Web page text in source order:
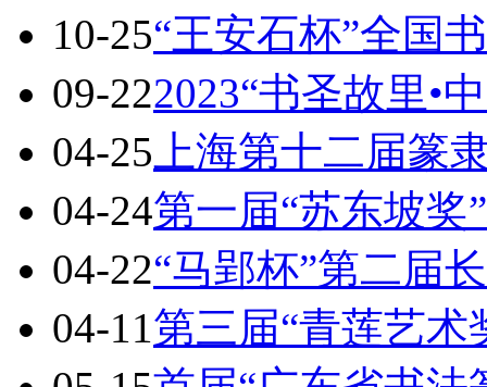
10-25“王安石杯”全国
09-222023“书圣故里•
04-25 上海第十二届篆
04-24第一届“苏东坡
04-22“马郢杯”第二届
04-11第三届“青莲艺